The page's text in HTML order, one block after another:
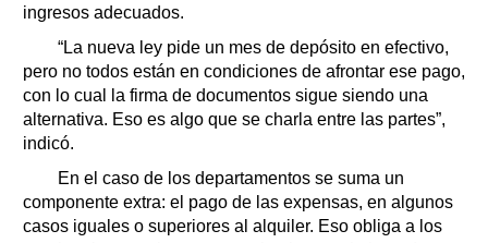
ingresos adecuados.
“La nueva ley pide un mes de depósito en efectivo,
pero no todos están en condiciones de afrontar ese pago,
con lo cual la firma de documentos sigue siendo una
alternativa. Eso es algo que se charla entre las partes”,
indicó.
En el caso de los departamentos se suma un
componente extra: el pago de las expensas, en algunos
casos iguales o superiores al alquiler. Eso obliga a los